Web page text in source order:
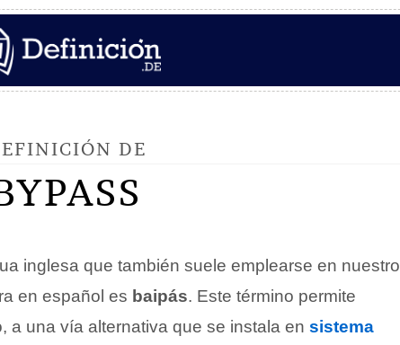
DE
inglesa que también suele emplearse en nuestro
en español es baipás. Este término permite
a una vía alternativa que se instala en sistema